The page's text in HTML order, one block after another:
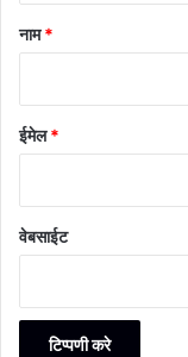
नाम*
ईमेल*
वेबसाईट